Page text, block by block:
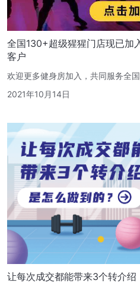
全国130+超级猩猩门店现已加
客户
欢迎更多健身房加入，共同服务全国
2021年10月14日
让每次成交都能带来3个转介绍